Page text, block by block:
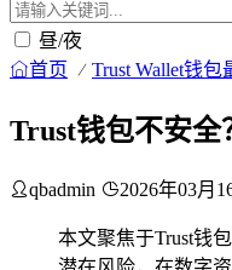
昼/夜
首页 Trust Wallet钱
Trust钱包不安全
qbadmin 2026年03月
本文聚焦于Trust钱